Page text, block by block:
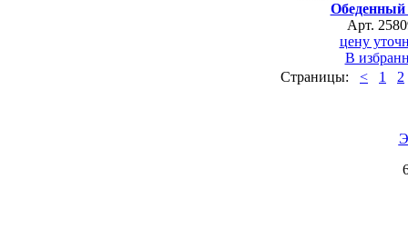
Обеденный
Арт.
цену
В
Страницы: < 1 2